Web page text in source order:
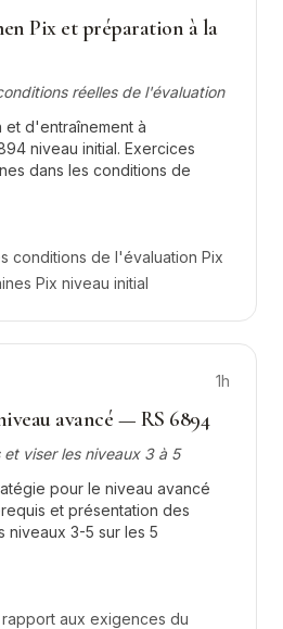
Pix et préparation à la
réelles de l'évaluation
et d'entraînement à
niveau initial. Exercices
dans les conditions de
conditions de l'évaluation Pix
Pix niveau initial
1h
avancé — RS 6894
et viser les niveaux 3 à 5
pour le niveau avancé
et présentation des
niveaux 3-5 sur les 5
aux exigences du